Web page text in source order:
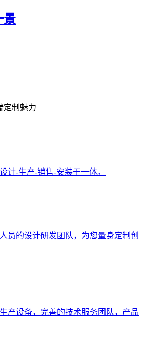
景
定制魅力
计-生产-销售-安装于一体。
员的设计研发团队，为您量身定制创
产设备，完善的技术服务团队，产品